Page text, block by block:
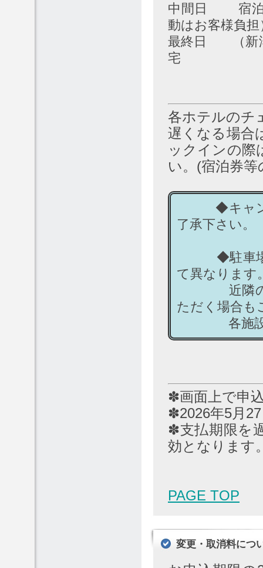
中間日 宿泊
動はお客様負
最終日 （新潟
宅
各ホテルのチ
遅くなる場合
ックインの際
い。(宿泊券
◆キャンセ
了承下さい。
◆駐車場の
て異なります
近隣のコ
ただく場合も
各施設へ
✽画面上で申
✽2026年5月
✽支払期限を
効となります
PAGE TOP
変更・取消料につ